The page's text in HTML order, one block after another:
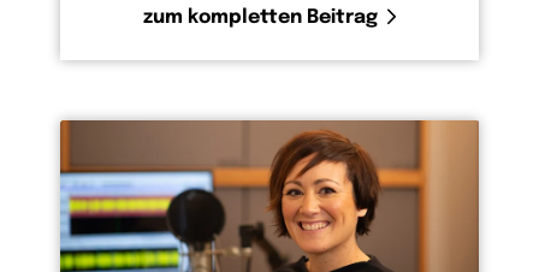
zum kompletten Beitrag